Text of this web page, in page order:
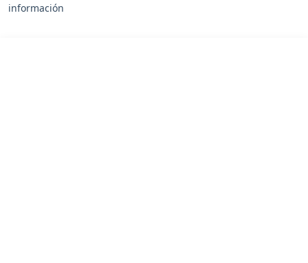
información